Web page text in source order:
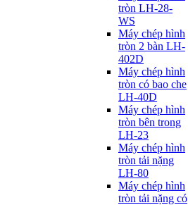
tròn LH-28-
WS
Máy chép hình
tròn 2 bàn LH-
402D
Máy chép hình
tròn có bao che
LH-40D
Máy chép hình
tròn bên trong
LH-23
Máy chép hình
tròn tải nặng
LH-80
Máy chép hình
tròn tải nặng có